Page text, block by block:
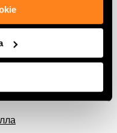
и цемента